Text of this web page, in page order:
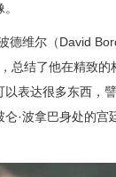
德维尔（David
总结了他在精致
表达很多东西，
·波拿巴身处的